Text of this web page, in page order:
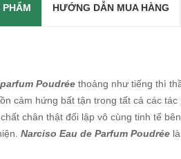
PHẨM HƯỚNG DẪN MUA HÀNG
Poudrée thoảng như tiếng thì
cảm hứng bất tận trong tất cả các tác
chân thật đối lập vô cùng tinh tế
Narciso Eau de Parfum Poudrée